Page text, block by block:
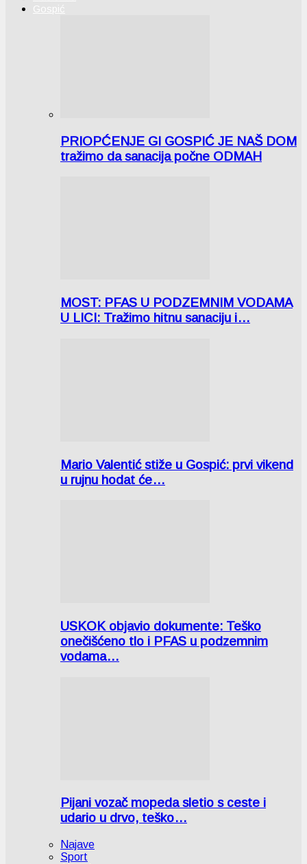
Gospić
PRIOPĆENJE GI GOSPIĆ JE NAŠ DOM
tražimo da sanacija počne ODMAH
MOST: PFAS U PODZEMNIM VODAMA
U LICI: Tražimo hitnu sanaciju i…
Mario Valentić stiže u Gospić: prvi vikend
u rujnu hodat će…
USKOK objavio dokumente: Teško
onečišćeno tlo i PFAS u podzemnim
vodama…
Pijani vozač mopeda sletio s ceste i
udario u drvo, teško…
Najave
Sport